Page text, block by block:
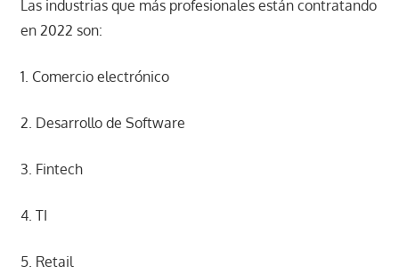
Las industrias que más profesionales están contratando
en 2022 son:
1. Comercio electrónico
2. Desarrollo de Software
3. Fintech
4. TI
5. Retail